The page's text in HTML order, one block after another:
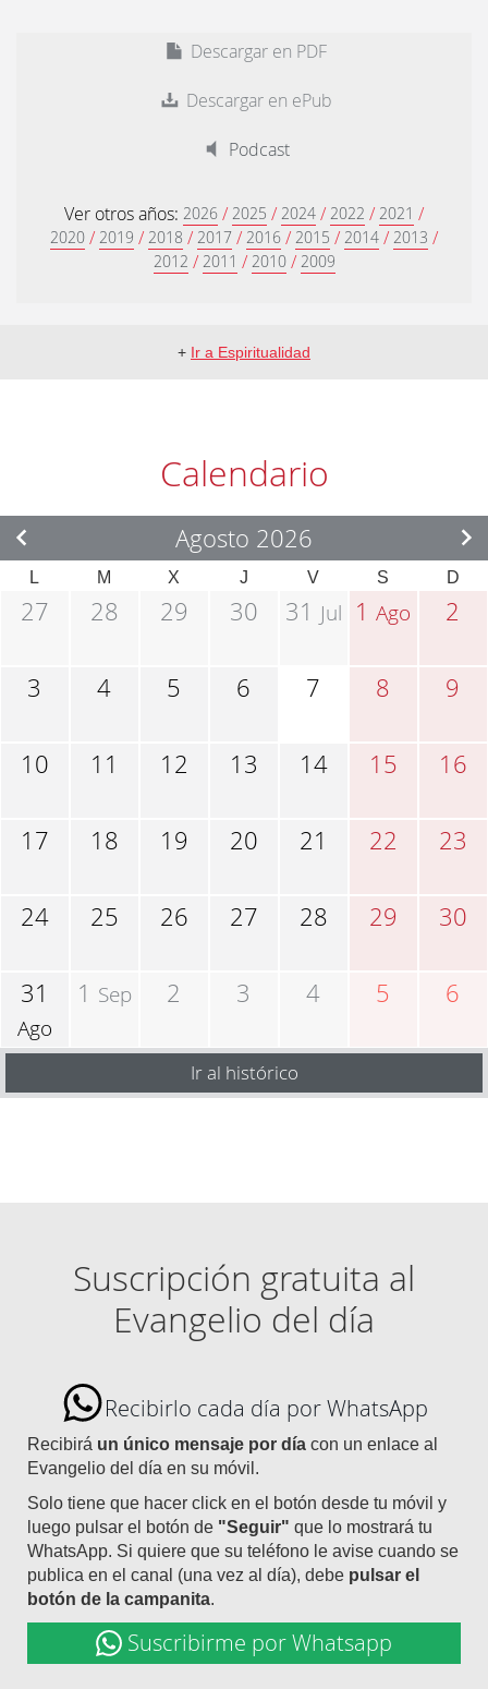
Descargar en PDF
Descargar en ePub
Podcast
Ver otros años: 2026 / 2025 / 2024 / 2022 / 2021 /
2020 / 2019 / 2018 / 2017 / 2016 / 2015 / 2014 / 2013 /
2012 / 2011 / 2010 / 2009
+ Ir a Espiritualidad
Calendario
Agosto 2026
L M X J V S D
27 28 29 30 31 Jul 1Ago 2
3 4 5 6 7 8 9
10 11 12 13 14 15 16
17 18 19 20 21 22 23
24 25 26 27 28 29 30
31
Ago
1 Sep 2 3 4 5 6
Ir al histórico
Suscripción gratuita al
Evangelio del día
Recibirlo cada día por WhatsApp
Recibirá un único mensaje por día con un enlace al
Evangelio del día en su móvil.
Solo tiene que hacer click en el botón desde tu móvil y
luego pulsar el botón de "Seguir" que lo mostrará tu
WhatsApp. Si quiere que su teléfono le avise cuando se
publica en el canal (una vez al día), debe pulsar el
botón de la campanita.
Suscribirme por Whatsapp